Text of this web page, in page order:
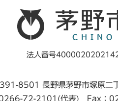
法人番号
391-8501 長野県茅野市塚原二
72-2101(代表) Fax：